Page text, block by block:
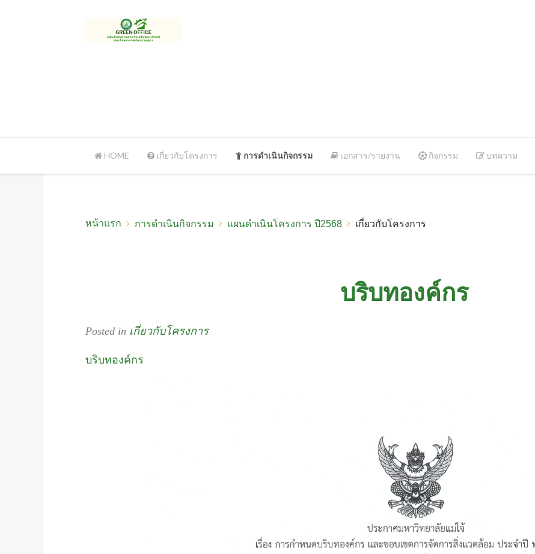
HOME เกี่ยวกับโครงการ การดำเนินกิจกรรม เอกสาร/รายงาน กิจกรรม บทความ
หน้าแรก การดำเนินกิจกรรม แผนดำเนินโครงการ ปี2568 เกี่ยวกับโครงการ
บริบทองค์กร
Posted in เกี่ยวกับโครงการ
บริบทองค์กร